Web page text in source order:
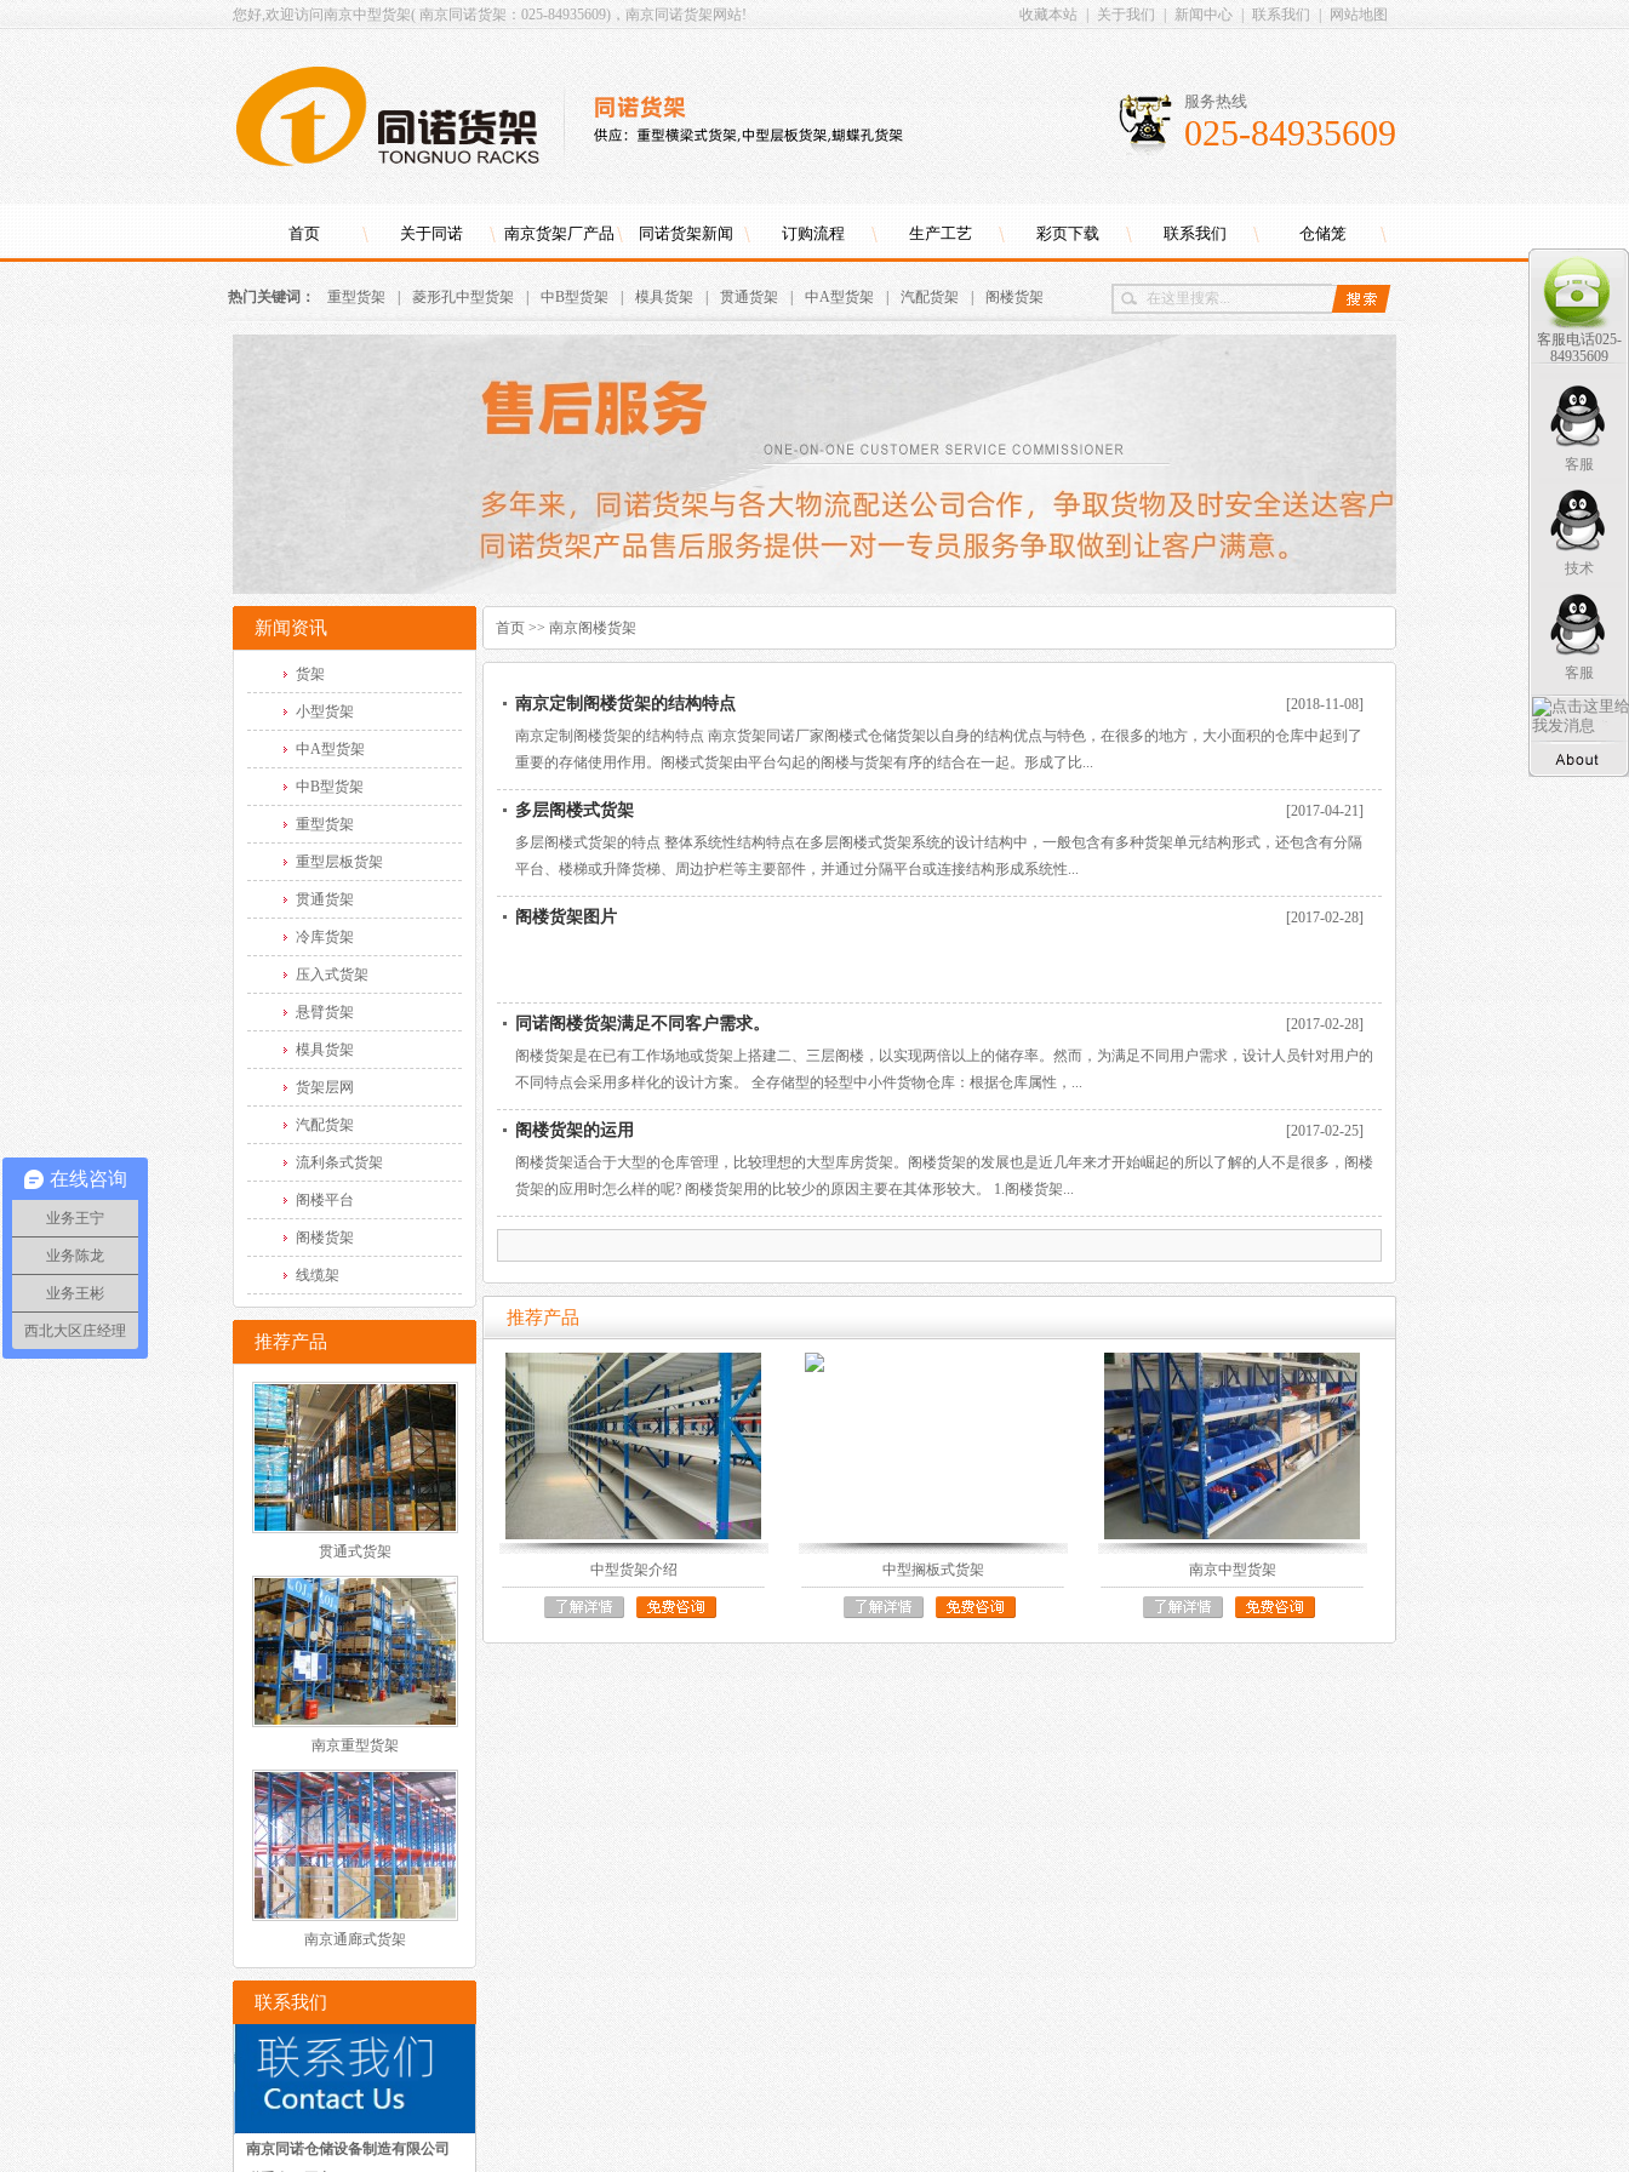
您好,欢迎访问南京中型货架( 南京同诺货架：025-84935609)，南京同诺货架网站! 收藏本站 关于我们 新闻中心 联系我们 网站地图
服务热线
025-84935609
首页 关于同诺 南京货架厂产品 同诺货架新闻 订购流程 生产工艺 彩页下载 联系我们 仓储笼
热门关键词： 重型货架 菱形孔中型货架 中B型货架 模具货架 贯通货架 中A型货架 汽配货架 阁楼货架
首页 >> 南京阁楼货架
南京定制阁楼货架的结构特点
[2018-11-08]
南京定制阁楼货架的结构特点 南京货架同诺厂家阁楼式仓储货架以自身的结构优点与特色，在很多的地方，大小面积的仓库中起到了
重要的存储使用作用。阁楼式货架由平台勾起的阁楼与货架有序的结合在一起。形成了比...
多层阁楼式货架
[2017-04-21]
多层阁楼式货架的特点 整体系统性结构特点在多层阁楼式货架系统的设计结构中，一般包含有多种货架单元结构形式，还包含有分隔
平台、楼梯或升降货梯、周边护栏等主要部件，并通过分隔平台或连接结构形成系统性...
阁楼货架图片 [2017-02-28]
同诺阁楼货架满足不同客户需求。
[2017-02-28]
阁楼货架是在已有工作场地或货架上搭建二、三层阁楼，以实现两倍以上的储存率。然而，为满足不同用户需求，设计人员针对用户的
不同特点会采用多样化的设计方案。 全存储型的轻型中小件货物仓库：根据仓库属性，...
阁楼货架的运用
[2017-02-25]
阁楼货架适合于大型的仓库管理，比较理想的大型库房货架。阁楼货架的发展也是近几年来才开始崛起的所以了解的人不是很多，阁楼
货架的应用时怎么样的呢? 阁楼货架用的比较少的原因主要在其体形较大。 1.阁楼货架...
推荐产品
中型货架介绍 中型搁板式货架 南京中型货架
新闻资讯
货架
小型货架
中A型货架
中B型货架
重型货架
重型层板货架
贯通货架
冷库货架
压入式货架
悬臂货架
模具货架
货架层网
汽配货架
流利条式货架
阁楼平台
阁楼货架
线缆架
推荐产品
贯通式货架
南京重型货架
南京通廊式货架
联系我们
南京同诺仓储设备制造有限公司
客服电话025-
84935609
客服
技术
客服
在线咨询
业务王宁
业务陈龙
业务王彬
西北大区庄经理